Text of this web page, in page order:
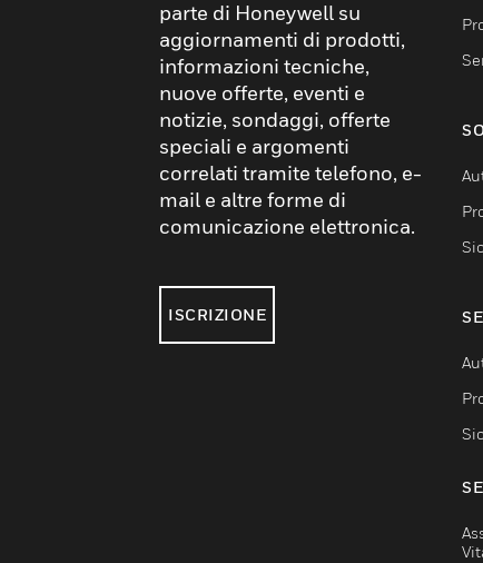
parte di Honeywell su
aggiornamenti di prodotti,
informazioni tecniche,
nuove offerte, eventi e
notizie, sondaggi, offerte
speciali e argomenti
correlati tramite telefono, e-
mail e altre forme di
comunicazione elettronica.
ISCRIZIONE